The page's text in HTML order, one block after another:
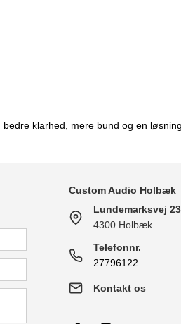
klarhed, mere bund og en
Custom Audio Holbæk
Lundemarksvej
4300 Holbæk
Telefonnr.
27796122
Kontakt os